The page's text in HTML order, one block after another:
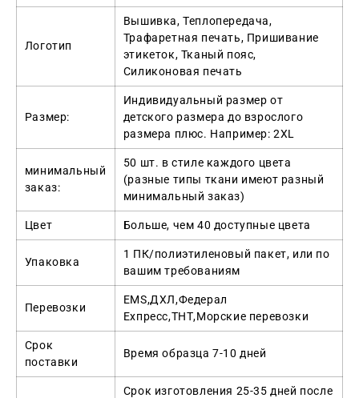
Логотип
Вышивка, Теплопередача,
Трафаретная печать, Пришивание
этикеток, Тканый пояс,
Силиконовая печать
Размер:
Индивидуальный размер от
детского размера до взрослого
размера плюс. Например: 2XL
минимальный
заказ:
50 шт. в стиле каждого цвета
(разные типы ткани имеют разный
минимальный заказ)
Цвет Больше, чем 40 доступные цвета
Упаковка
1 ПК/полиэтиленовый пакет, или по
вашим требованиям
Перевозки
EMS,ДХЛ,Федерал
Ехпресс,ТНТ,Морские перевозки
Срок
поставки
Время образца 7-10 дней
Срок изготовления 25-35 дней после